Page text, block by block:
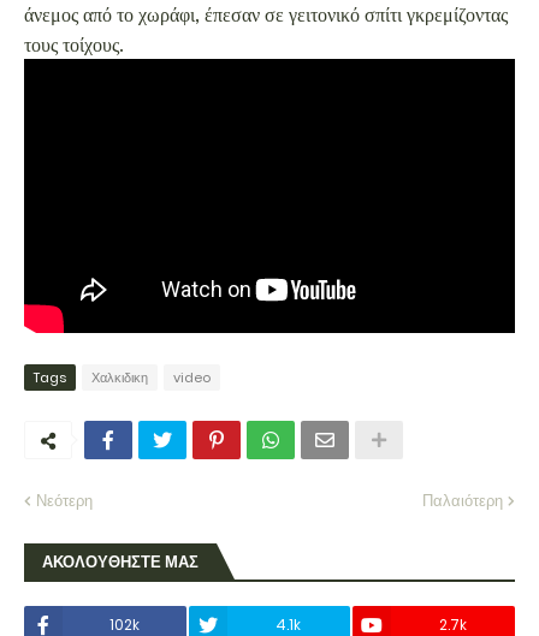
άνεμος από το χωράφι, έπεσαν σε γειτονικό σπίτι γκρεμίζοντας
τους τοίχους.
Tags Χαλκιδικη video
Νεότερη Παλαιότερη
ΑΚΟΛΟΥΘΗΣΤΕ ΜΑΣ
102k 4.1k
2.7k